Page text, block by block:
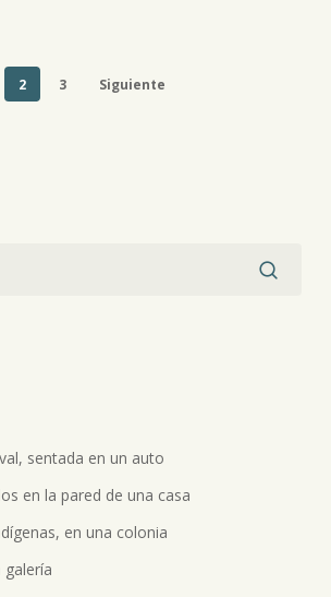
2 3 Siguiente
sentada en un auto
en la pared de una casa
en una colonia